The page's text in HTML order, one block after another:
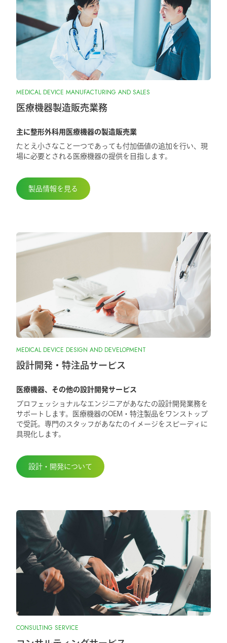
2026.1.7
『SurgiGear1.0システム』の販売終了のお
知らせ
2025.10.28
『ORIONフィンガージョイント』承認取
得しました
2025.5.29
第98回日本整形外科学会学術総会に出展
しました
MEDICAL DEVICE MANUFACTURING AND SALES
医療機器製造販売業務
主に整形外科用医療機器の製造販売業
たとえ小さなこと一つであっても付加価値の追加を行い、現
場に必要とされる医療機器の提供を目指します。
製品情報を見る
MEDICAL DEVICE DESIGN AND DEVELOPMENT
設計開発・特注品サービス
医療機器、その他の設計開発サービス
プロフェッショナルなエンジニアがあなたの設計開発業務を
サポートします。医療機器のOEM・特注製品をワンストップ
で受託。専門のスタッフがあなたのイメージをスピーディに
具現化します。
設計・開発について
CONSULTING SERVICE